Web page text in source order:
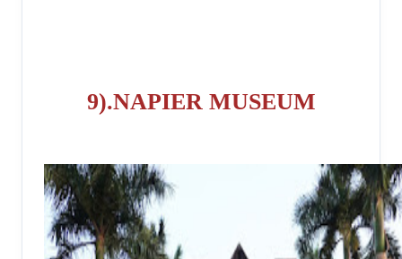
9).NAPIER MUSEUM